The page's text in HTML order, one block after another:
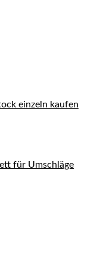
einzeln kaufen
für Umschläge